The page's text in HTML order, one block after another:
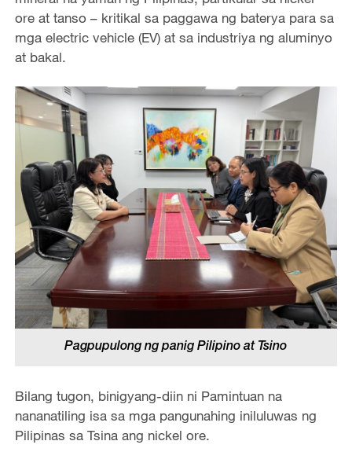
ore at tanso – kritikal sa paggawa ng baterya para sa
mga electric vehicle (EV) at sa industriya ng aluminyo
at bakal.
Pagpupulong ng panig Pilipino at Tsino
Bilang tugon, binigyang-diin ni Pamintuan na
nananatiling isa sa mga pangunahing iniluluwas ng
Pilipinas sa Tsina ang nickel ore.